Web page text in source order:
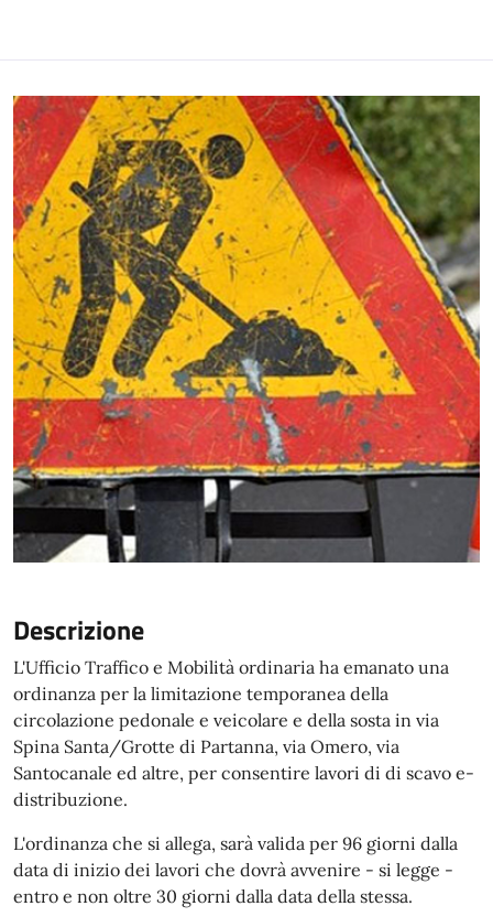
Descrizione
L'Ufficio Traffico e Mobilità ordinaria ha emanato una
ordinanza per la limitazione temporanea della
circolazione pedonale e veicolare e della sosta in via
Spina Santa/Grotte di Partanna, via Omero, via
Santocanale ed altre, per consentire lavori di di scavo e-
distribuzione.
L'ordinanza che si allega, sarà valida per 96 giorni dalla
data di inizio dei lavori che dovrà avvenire - si legge -
entro e non oltre 30 giorni dalla data della stessa.